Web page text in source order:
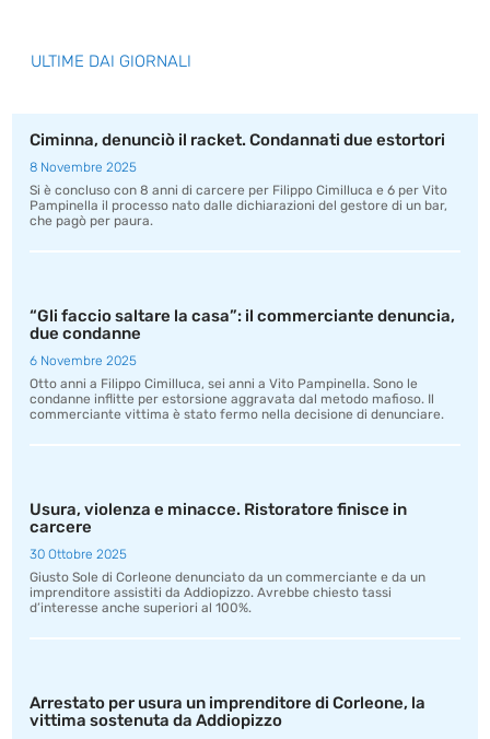
ULTIME DAI GIORNALI
Ciminna, denunciò il racket. Condannati due estortori
8 Novembre 2025
Si è concluso con 8 anni di carcere per Filippo Cimilluca e 6 per Vito
Pampinella il processo nato dalle dichiarazioni del gestore di un bar,
che pagò per paura.
“Gli faccio saltare la casa”: il commerciante denuncia,
due condanne
6 Novembre 2025
Otto anni a Filippo Cimilluca, sei anni a Vito Pampinella. Sono le
condanne inflitte per estorsione aggravata dal metodo mafioso. Il
commerciante vittima è stato fermo nella decisione di denunciare.
Usura, violenza e minacce. Ristoratore finisce in
carcere
30 Ottobre 2025
Giusto Sole di Corleone denunciato da un commerciante e da un
imprenditore assistiti da Addiopizzo. Avrebbe chiesto tassi
d’interesse anche superiori al 100%.
Arrestato per usura un imprenditore di Corleone, la
vittima sostenuta da Addiopizzo